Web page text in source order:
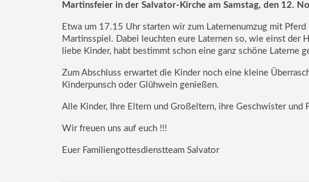
Martinsfeier in der Salvator-Kirche am Samstag, den 12.
Etwa um 17.15 Uhr starten wir zum Laternenumzug mit
Martinsspiel. Dabei leuchten eure Laternen so, wie einst der
liebe Kinder, habt bestimmt schon eine ganz schöne Laterne
Zum Abschluss erwartet die Kinder noch eine kleine
Kinderpunsch oder Glühwein genießen.
Alle Kinder, Ihre Eltern und Großeltern, ihre Geschwister und
Wir freuen uns auf euch !!!
Euer Familiengottesdienstteam Salvator